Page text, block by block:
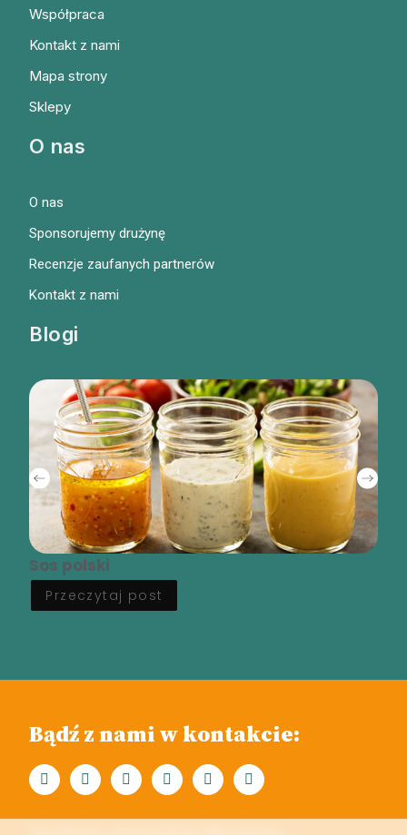
Współpraca
Kontakt z nami
Mapa strony
Sklepy
O nas
O nas
Sponsorujemy drużynę
Recenzje zaufanych partnerów
Kontakt z nami
Blogi
Sos polski
Przeczytaj post
Bądź z nami w kontakcie: